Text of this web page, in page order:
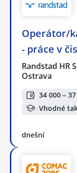
Operátor/
- práce v
Randstad HR
Ostrava
34 000 –
Vhodné
dnešní